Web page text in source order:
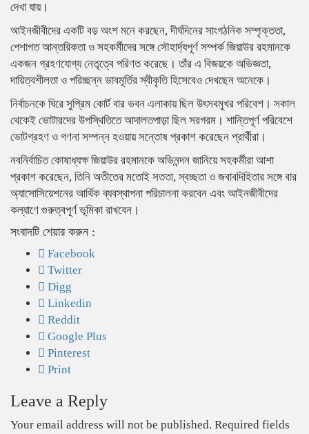
দেখা যায়।
আইনজীবীদের একটি বড় অংশ মনে করছেন, দীর্ঘদিনের সাংগঠনিক সম্পৃক্ততা,
পেশাগত আন্তরিকতা ও সহকর্মীদের সঙ্গে সৌহার্দ্যপূর্ণ সম্পর্ক জিয়াউর রহমানকে
একজন গ্রহণযোগ্য নেতৃত্বে পরিণত করেছে। তাঁর এ বিজয়কে অভিজ্ঞতা,
দায়িত্বশীলতা ও পরিচ্ছন্ন ভাবমূর্তির স্বীকৃতি হিসেবেও দেখছেন অনেকে।
নির্বাচনকে ঘিরে সুপ্রিম কোর্ট বার ভবন এলাকায় ছিল উৎসবমুখর পরিবেশ। সকাল
থেকেই ভোটারদের উপস্থিতিতে আদালতপাড়া ছিল সরগরম। শান্তিপূর্ণ পরিবেশে
ভোটগ্রহণ ও গণনা সম্পন্ন হওয়ায় সন্তোষ প্রকাশ করেছেন প্রার্থীরা।
নবনির্বাচিত কোষাধ্যক্ষ জিয়াউর রহমানকে অভিনন্দন জানিয়ে সহকর্মীরা আশা
প্রকাশ করেছেন, তিনি অতীতের মতোই সততা, স্বচ্ছতা ও জবাবদিহিতার সঙ্গে বার
অ্যাসোসিয়েশনের আর্থিক ব্যবস্থাপনা পরিচালনা করবেন এবং আইনজীবীদের
কল্যাণে গুরুত্বপূর্ণ ভূমিকা রাখবেন।
সংবাদটি শেয়ার করুন :
Facebook
Twitter
Digg
Linkedin
Reddit
Google Plus
Pinterest
Print
Leave a Reply
Your email address will not be published. Required fields